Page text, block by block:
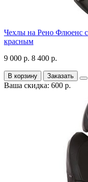
Чехлы на Рено Флюенс
красным
9 000 р. 8 400 р.
В корзину Заказать
Ваша скидка: 600 р.